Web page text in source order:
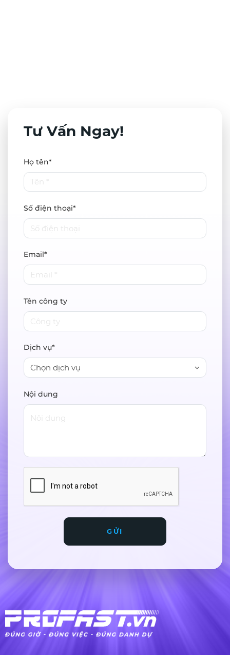
Tư Vấn Ngay!
Họ tên*
Số điện thoại*
Email*
Tên công ty
Dịch vụ*
Chọn dịch vụ
Nội dung
GỬI